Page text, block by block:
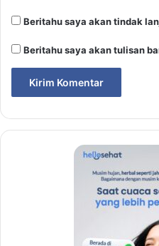
Beritahu saya akan tindak
Beritahu saya akan tulisan